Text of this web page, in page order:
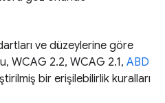
ve düzeylerine göre
WCAG 2.2, WCAG 2.1, ABD
bir erişilebilirlik kuralları